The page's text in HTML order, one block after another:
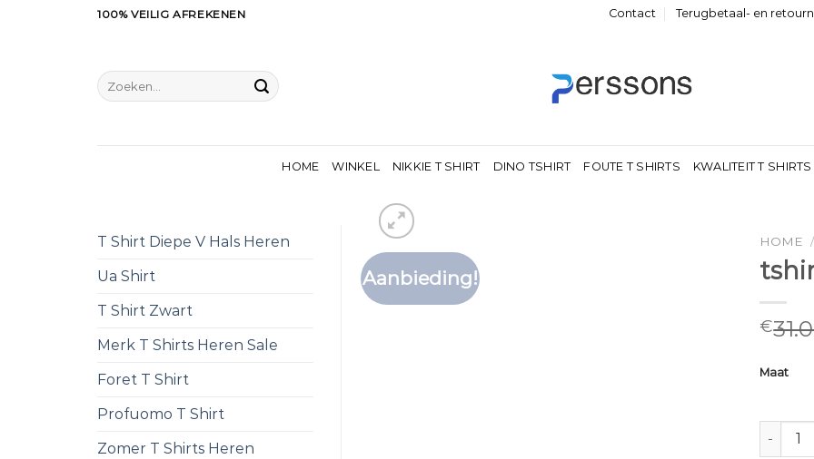
100% VEILIG AFREKENEN Contact Terugbetaal- en
Zoeken
naar:
HOME WINKEL NIKKIE T SHIRT DINO TSHIRT FOUTE T SHIRTS KWALITEIT T SHIRTS
T Shirt Diepe V Hals Heren
Ua Shirt
T Shirt Zwart
Merk T Shirts Heren Sale
Foret T Shirt
Profuomo T Shirt
Zomer T Shirts Heren
Aanbieding!
HOME
€
Maat
tshirt